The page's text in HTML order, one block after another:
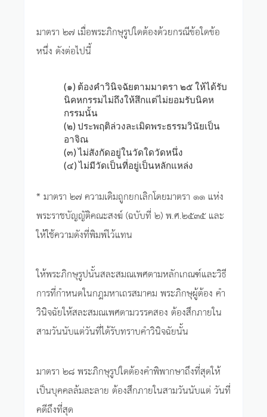
มาตรา ๒๗ เมื่อพระภิกษุรูปใดต้องด้วยกรณีข้อใดข้อ
หนึ่ง ดังต่อไปนี้
(๑) ต้องคำวินิจฉัยตามมาตรา ๒๕ ให้ได้รับ
นิคหกรรมไม่ถึงให้สึกแต่ไม่ยอมรับนิคห
กรรมนั้น
(๒) ประพฤติล่วงละเมิดพระธรรมวินัยเป็น
อาจิณ
(๓) ไม่สังกัดอยู่ในวัดใดวัดหนึ่ง
(๔) ไม่มีวัดเป็นที่อยู่เป็นหลักแหล่ง
* มาตรา ๒๗ ความเดิมถูกยกเลิกโดยมาตรา ๑๑ แห่ง
พระราชบัญญัติคณะสงฆ์ (ฉบับที่ ๒) พ.ศ.๒๕๓๕ และ
ให้ใช้ความดังที่พิมพ์ไว้แทน
ให้พระภิกษุรูปนั้นสละสมณเพศตามหลักเกณฑ์และวิธี
การที่กำหนดในกฎมหาเถรสมาคม พระภิกษุผู้ต้อง คำ
วินิจฉัยให้สละสมณเพศตามวรรคสอง ต้องสึกภายใน
สามวันนับแต่วันที่ได้รับทราบคำวินิจฉัยนั้น
มาตรา ๒๘ พระภิกษุรูปใดต้องคำพิพากษาถึงที่สุดให้
เป็นบุคคลล้มละลาย ต้องสึกภายในสามวันนับแต่ วันที่
คดีถึงที่สุด